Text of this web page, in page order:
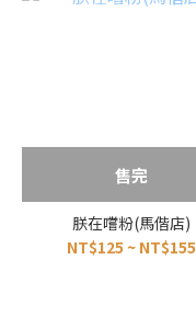
售完
朕在嚐粉(馬偕店)
NT$125 ~ NT$155